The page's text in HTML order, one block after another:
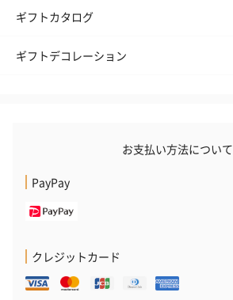
ギフトカタログ
ギフトデコレーション
お支払い方法について
PayPay
クレジットカード